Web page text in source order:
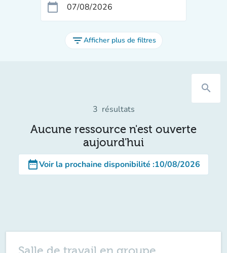
calendar_today
filter_listAfficher plus de filtres
search
3 résultats
Aucune ressource n'est ouverte
aujourd'hui
date_rangeVoir la prochaine disponibilité :10/08/2026